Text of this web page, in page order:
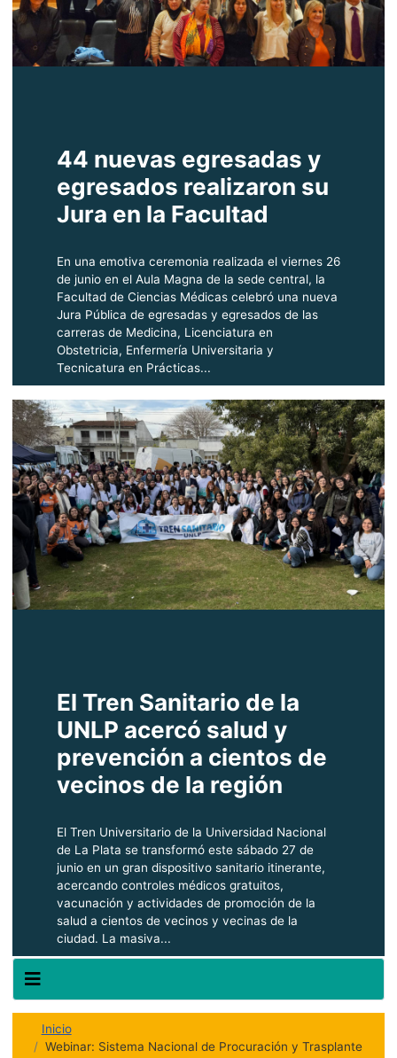
44 nuevas egresadas y
egresados realizaron su
Jura en la Facultad
En una emotiva ceremonia realizada el viernes 26
de junio en el Aula Magna de la sede central, la
Facultad de Ciencias Médicas celebró una nueva
Jura Pública de egresadas y egresados de las
carreras de Medicina, Licenciatura en
Obstetricia, Enfermería Universitaria y
Tecnicatura en Prácticas...
El Tren Sanitario de la
UNLP acercó salud y
prevención a cientos de
vecinos de la región
El Tren Universitario de la Universidad Nacional
de La Plata se transformó este sábado 27 de
junio en un gran dispositivo sanitario itinerante,
acercando controles médicos gratuitos,
vacunación y actividades de promoción de la
salud a cientos de vecinos y vecinas de la
ciudad. La masiva...
Inicio
Webinar: Sistema Nacional de Procuración y Trasplante